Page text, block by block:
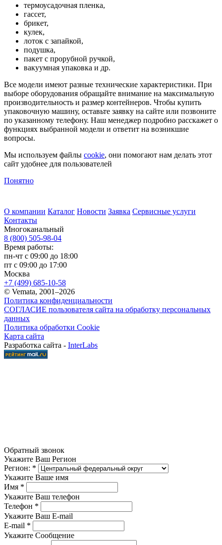
термоусадочная пленка,
гассет,
брикет,
кулек,
лоток с запайкой,
подушка,
пакет с прорубной ручкой,
вакуумная упаковка и др.
Все модели имеют разные технические характеристики. При
выборе оборудования обращайте внимание на максимальную
производительность и размер контейнеров. Чтобы купить
упаковочную машину, оставьте заявку на сайте или позвоните
по указанному телефону. Наш менеджер подробно расскажет о
функциях выбранной модели и ответит на возникшие
вопросы.
Мы используем файлы cookie, они помогают нам делать этот
сайт удобнее для пользователей
Понятно
О компании Каталог Новости Заявка Сервисные услуги
Контакты
Многоканальный
8 (800) 505-98-04
Время работы:
пн-чт с 09:00 до 18:00
пт с 09:00 до 17:00
Москва
+7 (499) 685-10-58
© Vemata, 2001–2026
Политика конфиденциальности
СОГЛАСИЕ пользователя сайта на обработку персональных
данных
Политика обработки Cookie
Карта сайта
Разработка сайта - InterLabs
Обратный звонок
Укажите Ваш Регион
Регион: *
Укажите Ваше имя
Имя *
Укажите Ваш телефон
Телефон *
Укажите Ваш E-mail
E-mail *
Укажите Сообщение